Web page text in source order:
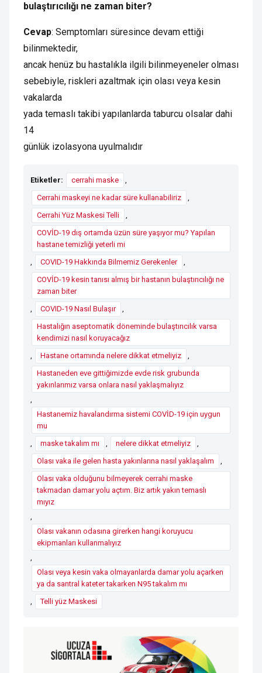
bulaştırıcılığı ne zaman biter?
Cevap: Semptomları süresince devam ettiği
bilinmektedir,
ancak henüz bu hastalıkla ilgili bilinmeyeneler olması
sebebiyle, riskleri azaltmak için olası veya kesin
vakalarda
yada temaslı takibi yapılanlarda taburcu olsalar dahi
14
günlük izolasyona uyulmalıdır
Etiketler: cerrahi maske
,
Cerrahi maskeyi ne kadar süre kullanabiliriz
,
Cerrahi Yüz Maskesi Telli
,
COVİD-19 dış ortamda üzün süre yaşıyor mu? Yapılan
hastane temizliği yeterli mi
,
COVID-19 Hakkında Bilmemiz Gerekenler
,
COVİD-19 kesin tanısı almış bir hastanın bulaştırıcılığı ne
zaman biter
,
COVID-19 Nasıl Bulaşır
,
Hastalığın aseptomatik döneminde bulaştırıcılık varsa
kendimizi nasıl koruyacağız
,
Hastane ortamında nelere dikkat etmeliyiz
,
Hastaneden eve gittiğimizde evde risk grubunda
yakınlarımız varsa onlara nasıl yaklaşmalıyız
,
Hastanemiz havalandırma sistemi COVİD-19 için uygun
mu
,
maske takalım mı , nelere dikkat etmeliyiz
,
Olası vaka ile gelen hasta yakınlarına nasıl yaklaşalım
,
Olası vaka olduğunu bilmeyerek cerrahi maske
takmadan damar yolu açtım. Biz artık yakın temaslı
mıyız
,
Olası vakanın odasına girerken hangi koruyucu
ekipmanları kullanmalıyız
,
Olası veya kesin vaka olmayanlarda damar yolu açarken
ya da santral kateter takarken N95 takalım mı
,
Telli yüz Maskesi